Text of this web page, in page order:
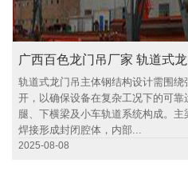
轨道式龙门吊主体钢结构设计需围
开，以确保设备在复杂工况下的可
腿、下横梁及小车轨道系统构成。
焊接形成封闭腔体，内部...
2025-08-08